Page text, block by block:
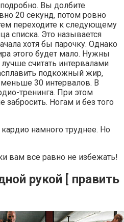
Вы долбите
20 секунд, потом ровно
переходите к следующему
списка. Это называется
хотя бы парочку. Однако
этого будет мало. Нужны
считать интервалами
подкожный жир,
30 интервалов. В
тренинга. При этом
забросить. Ногам и без того
намного труднее. Но
вам все равно не избежать!
рукой [ править